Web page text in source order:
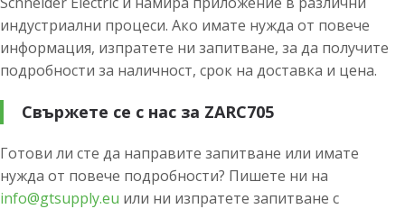
индустриални процеси. Ако имате нужда от повече
информация, изпратете ни запитване, за да получите
подробности за наличност, срок на доставка и цена.
Свържете се с нас за ZARC705
Готови ли сте да направите запитване или имате
нужда от повече подробности? Пишете ни на
info@gtsupply.eu или ни изпратете запитване с